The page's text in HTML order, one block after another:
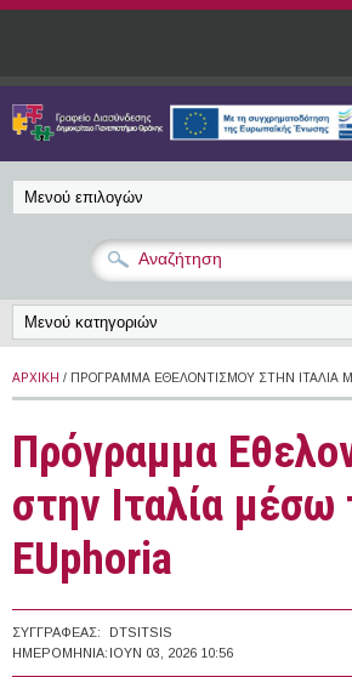
Παράκαμψη προς το κυρίως περιεχόμενο
ΑΡΧΙΚΉ / ΠΡΌΓΡΑΜΜΑ ΕΘΕΛΟΝΤΙΣΜΟΎ ΣΤΗΝ ΙΤΑΛΊΑ
Πρόγραμμα
στην Ιταλία μέσω
EUphoria
ΣΥΓΓΡΑΦΈΑΣ:
DTSITSIS
ΗΜΕΡΟΜΗΝΊΑ: ΙΟΥΝ 03, 2026 10:56